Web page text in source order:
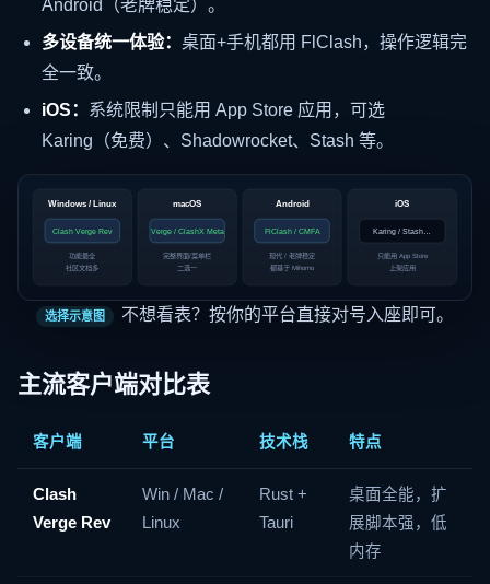
Android（老牌稳定）。
多设备统一体验： 桌面+手机都用 FlClash，操作逻辑完
全一致。
iOS： 系统限制只能用 App Store 应用，可选
Karing（免费）、Shadowrocket、Stash 等。
Windows / Linux
Clash Verge Rev
功能最全
社区文档多
macOS
Verge / ClashX Meta
完整界面/菜单栏
二选一
Android
FlClash / CMFA
现代 / 老牌稳定
都基于 Mihomo
iOS
Karing / Stash…
只能用 App Store
上架应用
选择示意图 不想看表？按你的平台直接对号入座即可。
主流客户端对比表
客户端 平台 技术栈 特点
Clash
Verge Rev
Win / Mac /
Linux
Rust +
Tauri
桌面全能，扩
展脚本强，低
内存